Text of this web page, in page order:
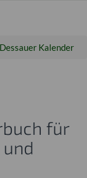
Dessauer Kalender
für